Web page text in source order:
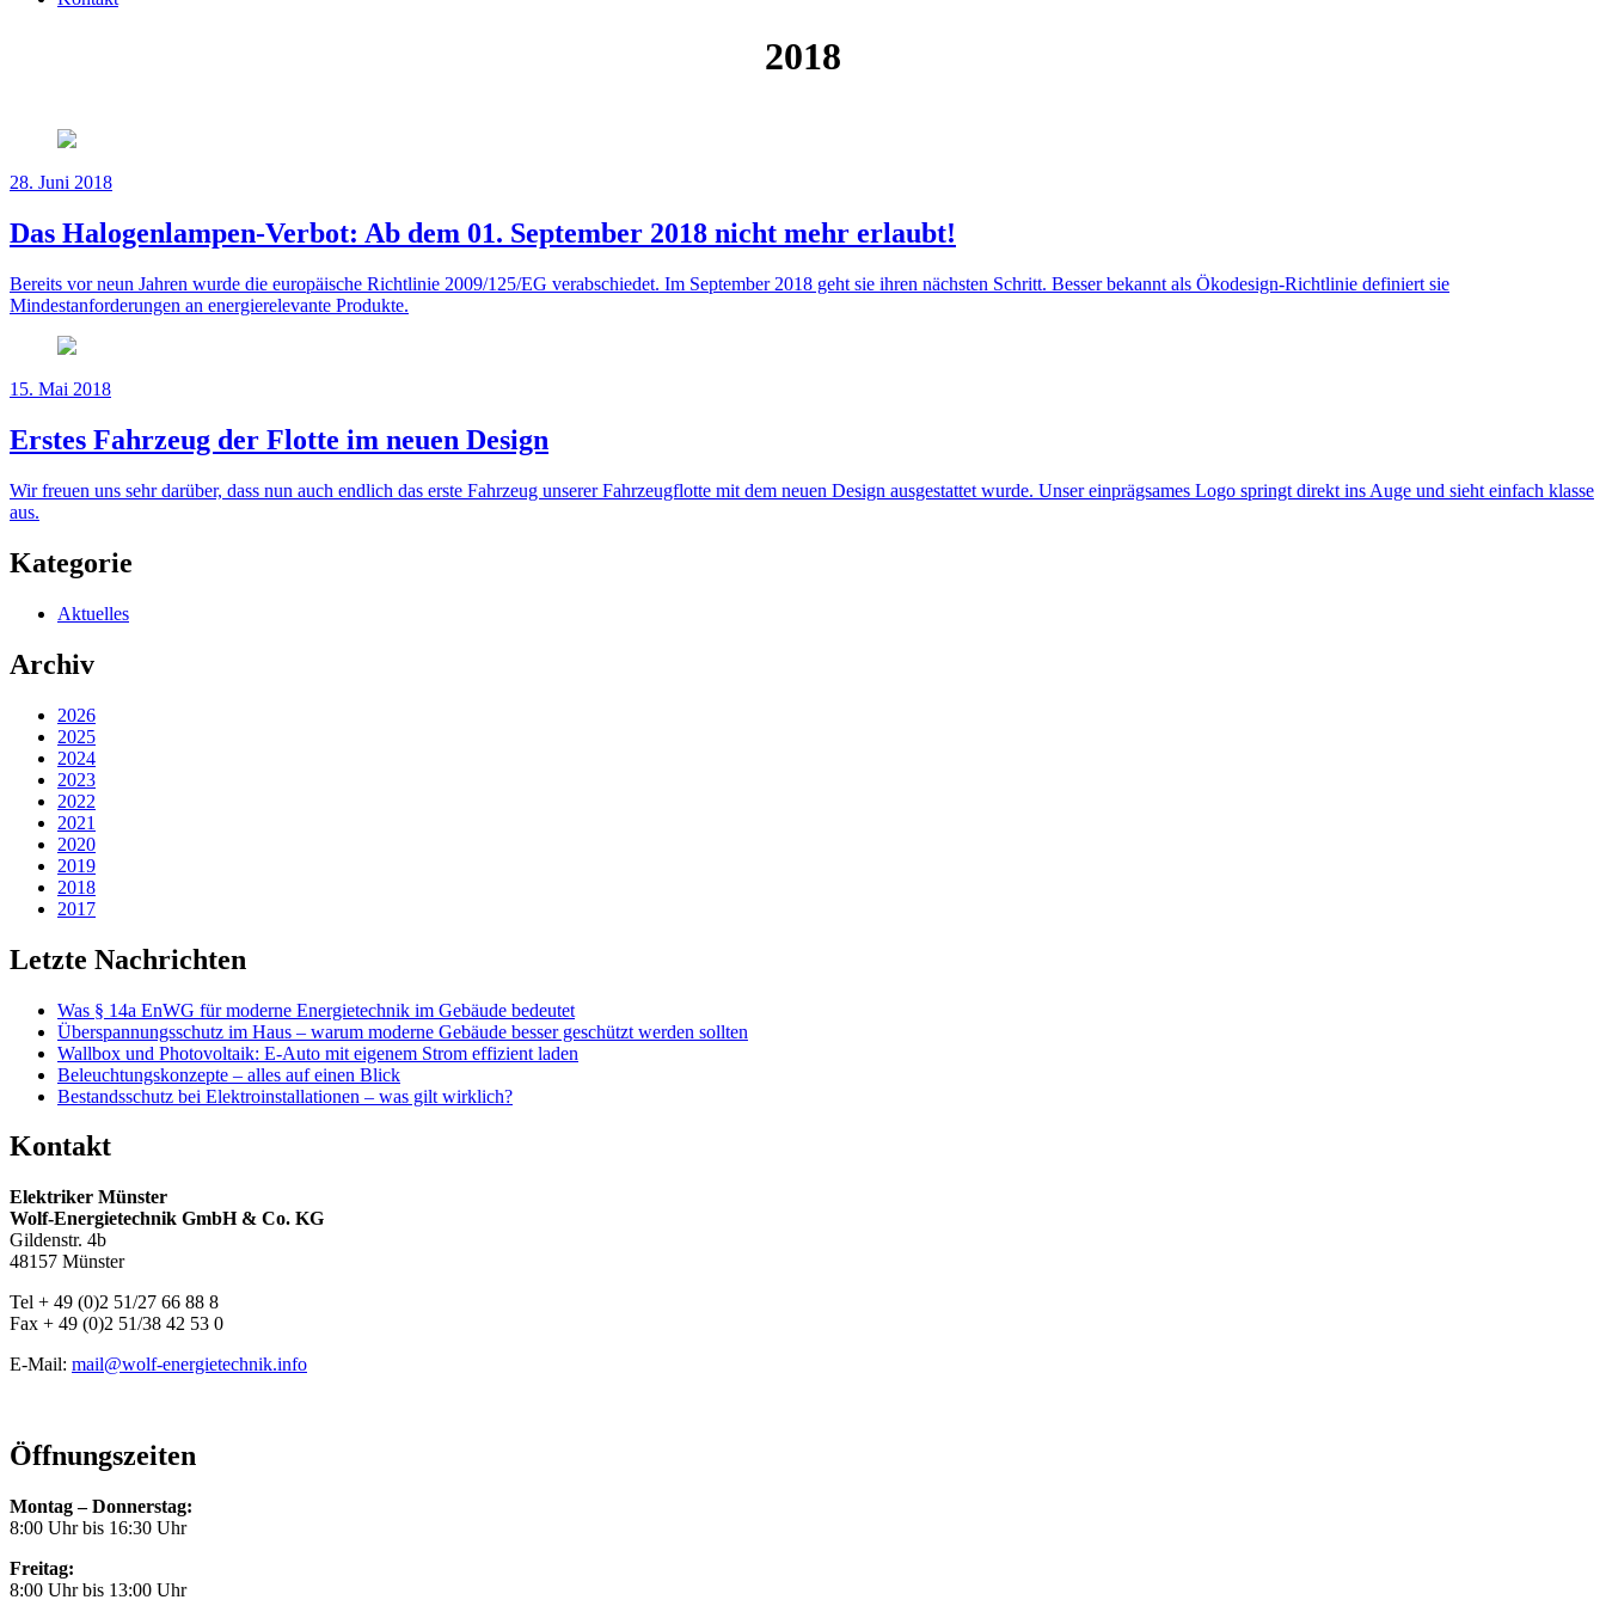
2018
28. Juni 2018
Das Halogenlampen-Verbot: Ab dem 01. September 2018 nicht mehr erlaubt!
Bereits vor neun Jahren wurde die europäische Richtlinie 2009/125/EG verabschiedet. Im September 2018 geht sie ihren nächsten Schritt. Besser bekannt als Ökodesign-Richtlinie definiert sie
Mindestanforderungen an energierelevante Produkte.
15. Mai 2018
Erstes Fahrzeug der Flotte im neuen Design
Wir freuen uns sehr darüber, dass nun auch endlich das erste Fahrzeug unserer Fahrzeugflotte mit dem neuen Design ausgestattet wurde. Unser einprägsames Logo springt direkt ins Auge und sieht einfach klasse
aus.
Kategorie
Aktuelles
Archiv
2026
2025
2024
2023
2022
2021
2020
2019
2018
2017
Letzte Nachrichten
Was § 14a EnWG für moderne Energietechnik im Gebäude bedeutet
Überspannungsschutz im Haus – warum moderne Gebäude besser geschützt werden sollten
Wallbox und Photovoltaik: E-Auto mit eigenem Strom effizient laden
Beleuchtungskonzepte – alles auf einen Blick
Bestandsschutz bei Elektroinstallationen – was gilt wirklich?
Kontakt
Elektriker Münster
Wolf-Energietechnik GmbH & Co. KG
Gildenstr. 4b
48157 Münster
Tel + 49 (0)2 51/27 66 88 8
Fax + 49 (0)2 51/38 42 53 0
E-Mail: mail@wolf-energietechnik.info
Öffnungszeiten
Montag – Donnerstag:
8:00 Uhr bis 16:30 Uhr
Freitag:
8:00 Uhr bis 13:00 Uhr